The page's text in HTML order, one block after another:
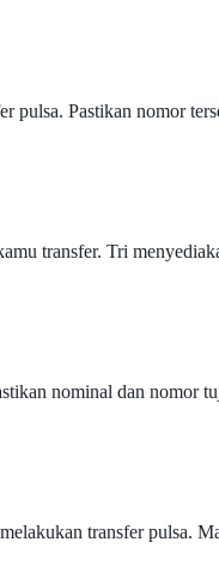
pulsa. Pastikan nomor
transfer. Tri
nominal dan nomor
transfer pulsa.